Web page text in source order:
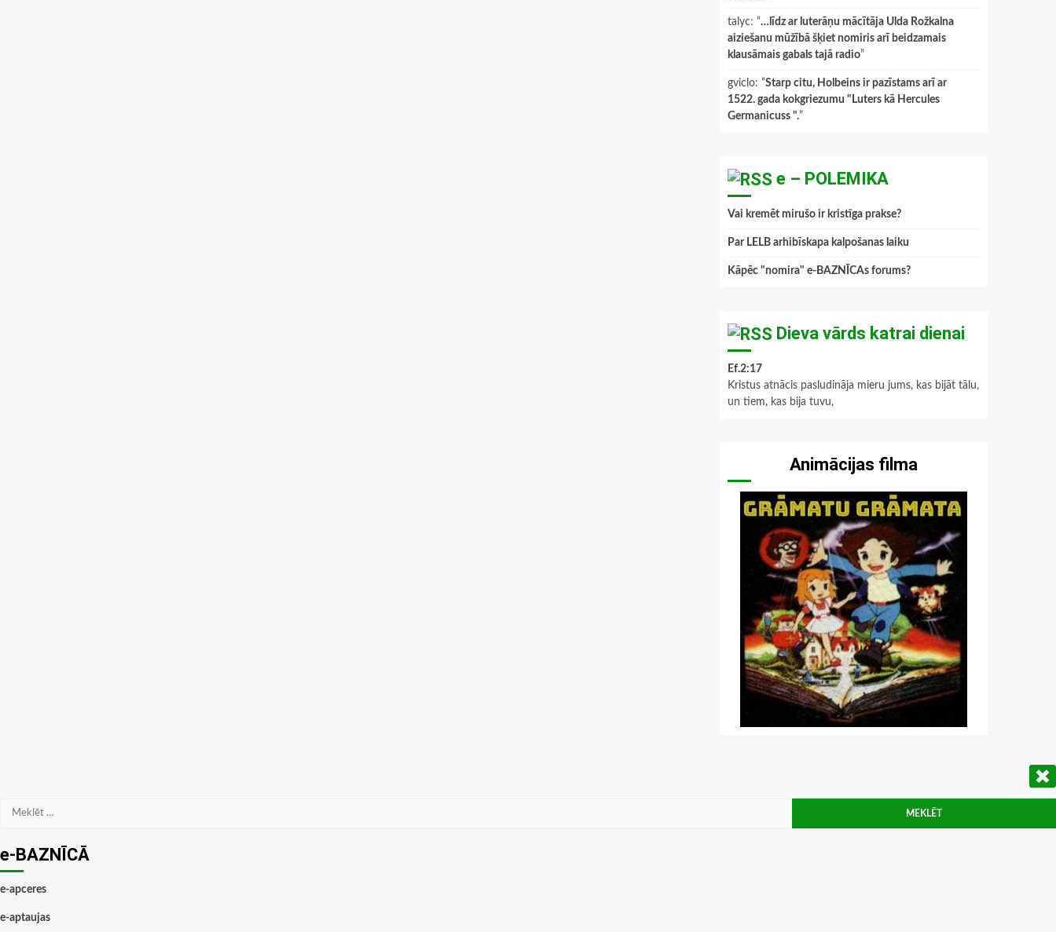
talyc: “…līdz ar luterāņu mācītāja Ulda Rožkalna
aiziešanu mūžībā šķiet nomiris arī beidzamais
klausāmais gabals tajā radio”
gviclo: “Starp citu, Holbeins ir pazīstams arī ar
1522. gada kokgriezumu "Luters kā Hercules
Germanicuss ".”
e – POLEMIKA
Vai kremēt mirušo ir kristīga prakse?
Par LELB arhibīskapa kalpošanas laiku
Kāpēc "nomira" e-BAZNĪCAs forums?
Dieva vārds katrai dienai
Ef.2:17
Kristus atnācis pasludināja mieru jums, kas bijāt tālu,
un tiem, kas bija tuvu,
Animācijas filma
Meklēt:
e-BAZNĪCĀ
e-apceres
e-aptaujas